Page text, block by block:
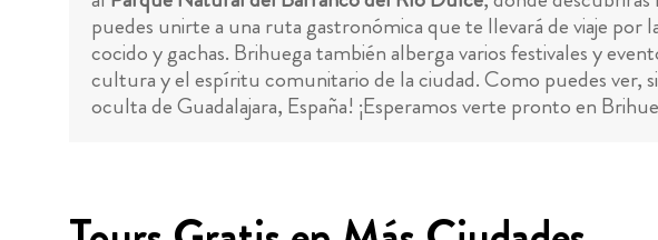
puedes unirte a una ruta gastronómica que te llevará de viaje por
cocido y gachas. Brihuega también alberga varios festivales y
cultura y el espíritu comunitario de la ciudad. Como puedes ver,
oculta de Guadalajara, España! ¡Esperamos verte pronto en